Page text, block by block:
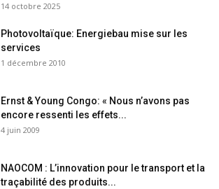
14 octobre 2025
Photovoltaïque: Energiebau mise sur les
services
1 décembre 2010
Ernst & Young Congo: « Nous n’avons pas
encore ressenti les effets...
4 juin 2009
NAOCOM : L’innovation pour le transport et la
traçabilité des produits...